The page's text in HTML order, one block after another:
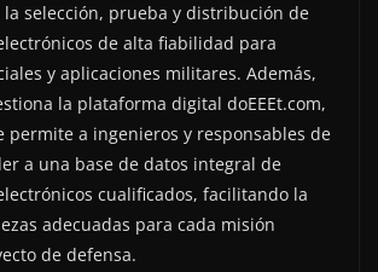
selección, prueba y distribución de
de alta fiabilidad para
y aplicaciones militares. Además,
la plataforma digital doEEEt.com,
permite a ingenieros y responsables de
a una base de datos integral de
cualificados, facilitando la
adecuadas para cada misión
de defensa.